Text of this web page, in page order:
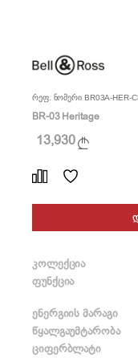
რეფ. ნომერი BR03A-HER-
BR-03 Heritage
13,930
კოლექცია
ფუნქცია
ენერგიის მარაგი
წყალგაუმტარობა
ციფერბლატი